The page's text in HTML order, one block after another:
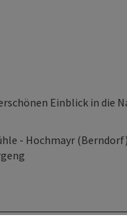
Einblick in die
- Hochmayr